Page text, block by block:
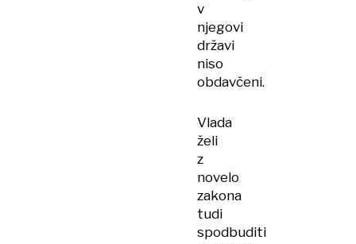
v
njegovi
državi
niso
obdavčeni.
Vlada
želi
z
novelo
zakona
tudi
spodbuditi